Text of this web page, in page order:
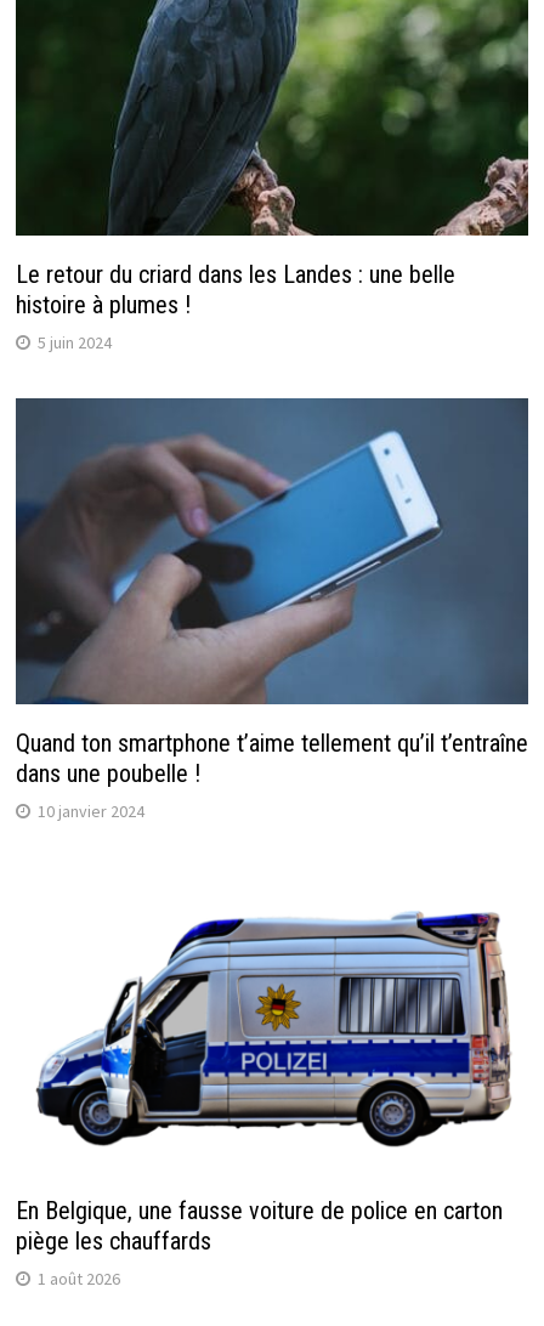
Le retour du criard dans les Landes : une belle
histoire à plumes !
5 juin 2024
Quand ton smartphone t’aime tellement qu’il t’entraîne
dans une poubelle !
10 janvier 2024
En Belgique, une fausse voiture de police en carton
piège les chauffards
1 août 2026